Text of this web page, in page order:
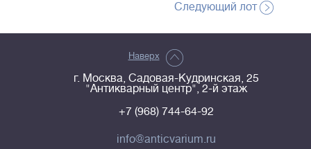
Следующий лот
Наверх
г. Москва, Садовая-Кудринская, 25
"Антикварный центр", 2-й этаж
+7 (968) 744-64-92
info@anticvarium.ru